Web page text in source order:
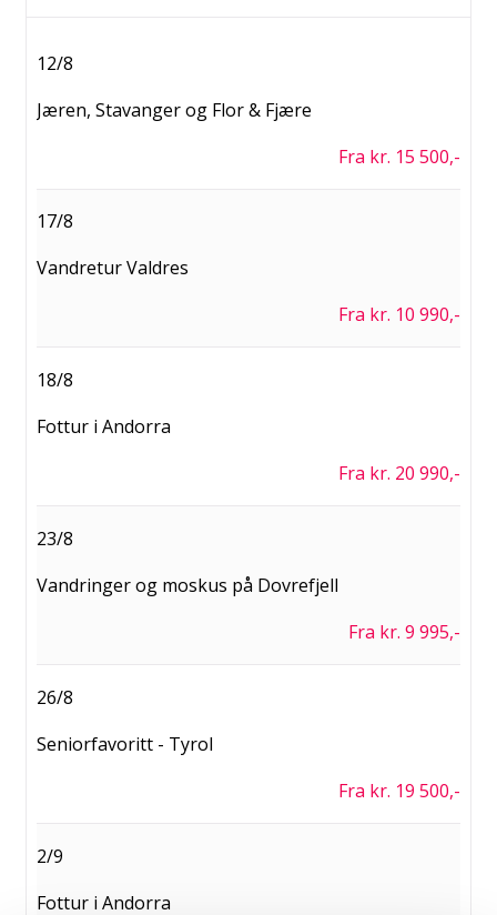
24 10 12 80
post@peergynt.com
Instagram:
12/8
Jæren, Stavanger og Flor & Fjære
Fra kr. 15 500,-
17/8
Vandretur Valdres
Fra kr. 10 990,-
18/8
Fottur i Andorra
Fra kr. 20 990,-
23/8
Vandringer og moskus på Dovrefjell
Fra kr. 9 995,-
26/8
Seniorfavoritt - Tyrol
Fra kr. 19 500,-
2/9
Fottur i Andorra